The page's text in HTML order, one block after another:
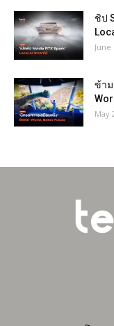
ชิป
June
ข้าม
May